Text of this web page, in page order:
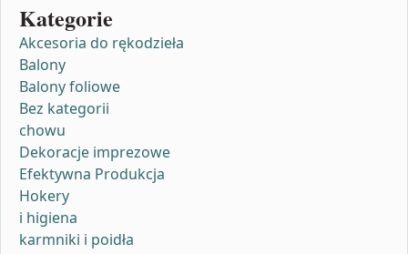
Kategorie
Akcesoria do rękodzieła
Balony
Balony foliowe
Bez kategorii
chowu
Dekoracje imprezowe
Efektywna Produkcja
Hokery
i higiena
karmniki i poidła